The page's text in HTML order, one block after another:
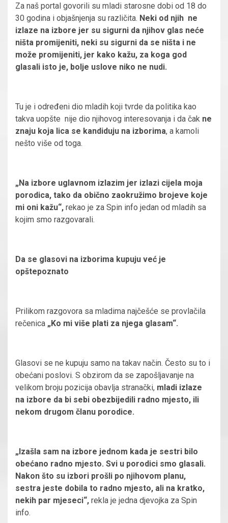
Za naš portal govorili su mladi starosne dobi od 18 do
30 godina i objašnjenja su različita. Neki od njih ne
izlaze na izbore jer su sigurni da njihov glas neće
ništa promijeniti, neki su sigurni da se ništa i ne
može promijeniti, jer kako kažu, za koga god
glasali isto je, bolje uslove niko ne nudi.
Tu je i određeni dio mladih koji tvrde da politika kao
takva uopšte nije dio njihovog interesovanja i da čak ne
znaju koja lica se kandiduju na izborima, a kamoli
nešto više od toga.
„Na izbore uglavnom izlazim jer izlazi cijela moja
porodica, tako da obično zaokružimo brojeve koje
mi oni kažu“, rekao je za Spin info jedan od mladih sa
kojim smo razgovarali.
Da se glasovi na izborima kupuju već je
opštepoznato
Prilikom razgovora sa mladima najčešće se provlačila
rečenica „Ko mi više plati za njega glasam“.
Glasovi se ne kupuju samo na takav način. Često su to i
obećani poslovi. S obzirom da se zapošljavanje na
velikom broju pozicija obavlja stranački, mladi izlaze
na izbore da bi sebi obezbijedili radno mjesto, ili
nekom drugom članu porodice.
„Izašla sam na izbore jednom kada je sestri bilo
obećano radno mjesto. Svi u porodici smo glasali.
Nakon što su izbori prošli po njihovom planu,
sestra jeste dobila to radno mjesto, ali na kratko,
nekih par mjeseci“, rekla je jedna djevojka za Spin
info.